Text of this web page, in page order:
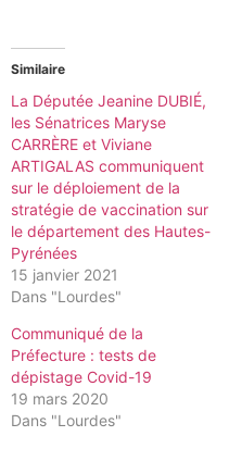
Similaire
La Députée Jeanine DUBIÉ,
les Sénatrices Maryse
CARRÈRE et Viviane
ARTIGALAS communiquent
sur le déploiement de la
stratégie de vaccination sur
le département des Hautes-
Pyrénées
15 janvier 2021
Dans "Lourdes"
Communiqué de la
Préfecture : tests de
dépistage Covid-19
19 mars 2020
Dans "Lourdes"